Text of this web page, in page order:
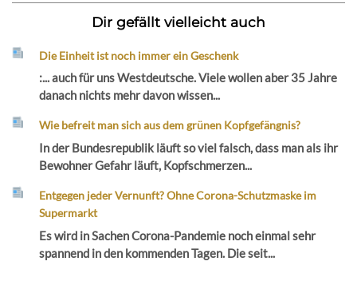
Dir gefällt vielleicht auch
Die Einheit ist noch immer ein Geschenk
:... auch für uns Westdeutsche. Viele wollen aber 35 Jahre
danach nichts mehr davon wissen...
Wie befreit man sich aus dem grünen Kopfgefängnis?
In der Bundesrepublik läuft so viel falsch, dass man als ihr
Bewohner Gefahr läuft, Kopfschmerzen...
Entgegen jeder Vernunft? Ohne Corona-Schutzmaske im
Supermarkt
Es wird in Sachen Corona-Pandemie noch einmal sehr
spannend in den kommenden Tagen. Die seit...